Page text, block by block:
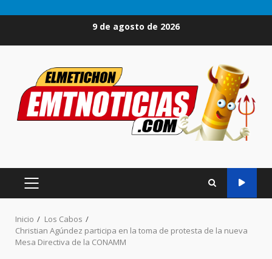
9 de agosto de 2026
MENÚ
PRINCIPAL
Inicio
Los Cabos
Christian Agúndez participa en la toma de protesta de la nueva
Mesa Directiva de la CONAMM